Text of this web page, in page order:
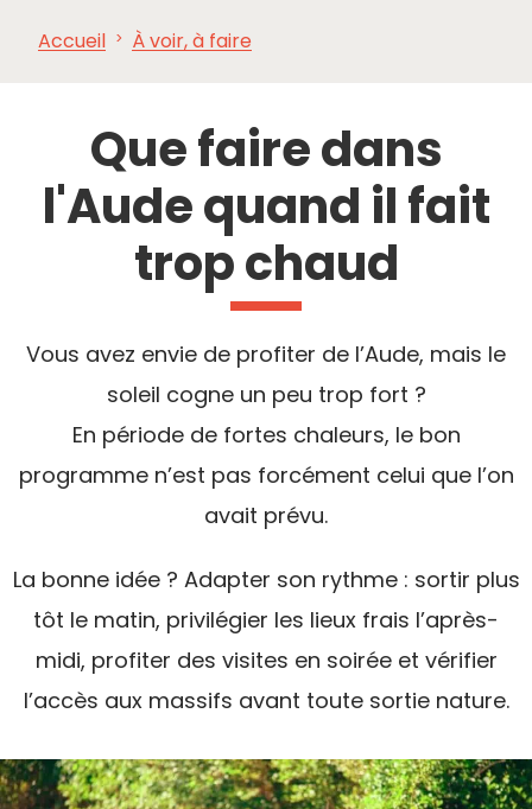
Accueil À voir, à faire
Que faire dans
l'Aude quand il fait
trop chaud
Vous avez envie de profiter de l’Aude, mais le
soleil cogne un peu trop fort ?
En période de fortes chaleurs, le bon
programme n’est pas forcément celui que l’on
avait prévu.
La bonne idée ? Adapter son rythme : sortir plus
tôt le matin, privilégier les lieux frais l’après-
midi, profiter des visites en soirée et vérifier
l’accès aux massifs avant toute sortie nature.